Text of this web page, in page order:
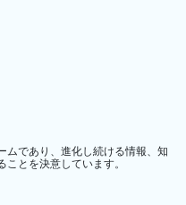
ムであり、進化し続ける情報、知
とを決意しています。